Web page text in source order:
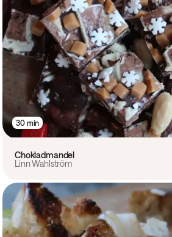
30 min
Chokladmandel
Linn Wahlström